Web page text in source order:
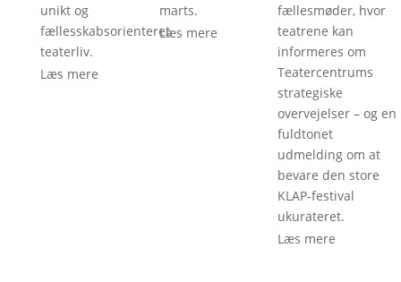
unikt og
fællesskabsorienteret
teaterliv.
Læs mere
marts.
Læs mere
fællesmøder, hvor
teatrene kan
informeres om
Teatercentrums
strategiske
overvejelser – og en
fuldtonet
udmelding om at
bevare den store
KLAP-festival
ukurateret.
Læs mere